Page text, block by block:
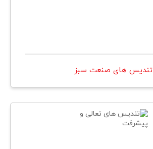
تندیس های صنعت سبز